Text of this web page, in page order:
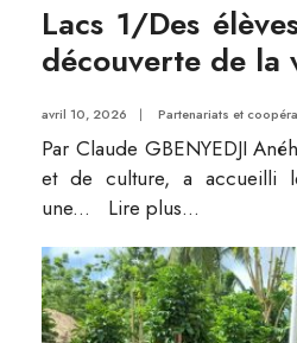
Lacs 1/Des
découverte de la
avril 10, 2026 | Partenariats et
Par Claude GBENYEDJI
et de culture, a accueilli
une... Lire plus...